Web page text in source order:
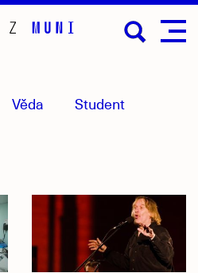
Věda Student